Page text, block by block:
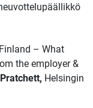
– What
the employer &
Helsingin